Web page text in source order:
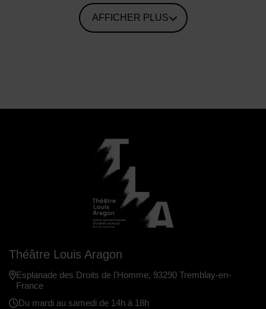
AFFICHER PLUS
Théâtre Louis Aragon
Esplanade des Droits de l'Homme, 93290 Tremblay-en-
France
Du mardi au samedi de 14h à 18h